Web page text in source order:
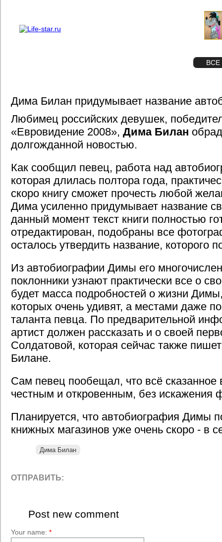
ВСЕ
Дима Билан придумывает название
Любимец российских девушек,
«Евровидение 2008», Дима Билан
долгожданной новостью.
Как сообщил певец, работа над
которая длилась полтора года,
скоро книгу сможет прочесть любой
Дима усиленно придумывает название
данный момент текст книги полностью
отредактирован, подобраны все
осталось утвердить название, которого
Из автобиографии Димы его
поклонники узнают практически все о
будет масса подробностей о жизни
которых очень удивят, а местами даже
таланта певца. По предварительной
артист должен рассказать и о своей
Солдатовой, которая сейчас также
Билане.
Сам певец пообещал, что всё сказанное
честным и откровенным, без искажения
Планируется, что автобиография Димы
книжных магазинов уже очень скоро - в
Дима Билан
ОТПРАВИТЬ:
Post new comment
Your name: *